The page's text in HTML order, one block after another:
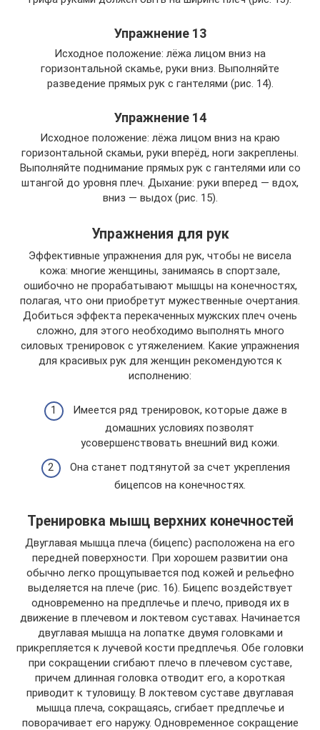
Упражнение 13
Исходное положение: лёжа лицом вниз на
горизонтальной скамье, руки вниз. Выполняйте
разведение прямых рук с гантелями (рис. 14).
Упражнение 14
Исходное положение: лёжа лицом вниз на краю
горизонтальной скамьи, руки вперёд, ноги закреплены.
Выполняйте поднимание прямых рук с гантелями или со
штангой до уровня плеч. Дыхание: руки вперед — вдох,
вниз — выдох (рис. 15).
Упражнения для рук
Эффективные упражнения для рук, чтобы не висела
кожа: многие женщины, занимаясь в спортзале,
ошибочно не прорабатывают мышцы на конечностях,
полагая, что они приобретут мужественные очертания.
Добиться эффекта перекаченных мужских плеч очень
сложно, для этого необходимо выполнять много
силовых тренировок с утяжелением. Какие упражнения
для красивых рук для женщин рекомендуются к
исполнению:
Имеется ряд тренировок, которые даже в
домашних условиях позволят
усовершенствовать внешний вид кожи.
Она станет подтянутой за счет укрепления
бицепсов на конечностях.
Тренировка мышц верхних конечностей
Двуглавая мышца плеча (бицепс) расположена на его
передней поверхности. При хорошем развитии она
обычно легко прощупывается под кожей и рельефно
выделяется на плече (рис. 16). Бицепс воздействует
одновременно на предплечье и плечо, приводя их в
движение в плечевом и локтевом суставах. Начинается
двуглавая мышца на лопатке двумя головками и
прикрепляется к лучевой кости предплечья. Обе головки
при сокращении сгибают плечо в плечевом суставе,
причем длинная головка отводит его, а короткая
приводит к туловищу. В локтевом суставе двуглавая
мышца плеча, сокращаясь, сгибает предплечье и
поворачивает его наружу. Одновременное сокращение